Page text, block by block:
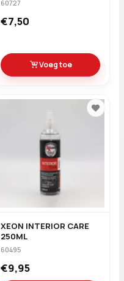
60727
€7,50
Voeg toe
XEON INTERIOR CARE
250ML
60495
€9,95